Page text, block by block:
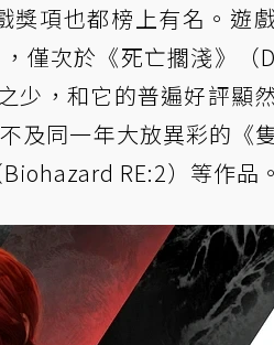
獎項也都榜上有名。遊
僅次於《死亡擱淺》（
少，和它的普遍好評顯
及同一年大放異彩的《隻
RE:2）等作品。